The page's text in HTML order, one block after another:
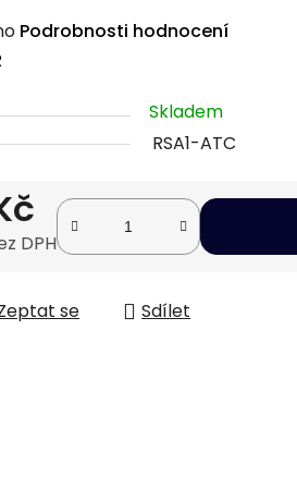
Podrobnosti hodnocení
Skladem
RSA1-ATC
DPH
se Sdílet